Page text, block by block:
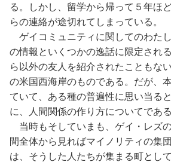
る。しかし、留学から帰って５年ほ
らの連絡が途切れてしまっている。
ゲイコミュニティに関してのわた
の情報といくつかの逸話に限定され
ら以外の友人を紹介されたこともな
の米国西海岸のものである。だが、
ていて、ある種の普遍性に思い当る
に、人間関係の作り方についてである
当時もそしていまも、ゲイ・レズ
間全体から見ればマイノリティの集
は、そうした人たちが集まる町とし